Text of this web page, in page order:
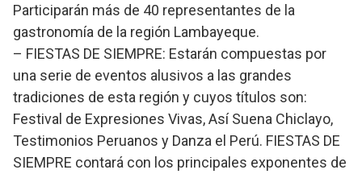
Participarán más de 40 representantes de la
gastronomía de la región Lambayeque.
– FIESTAS DE SIEMPRE: Estarán compuestas por
una serie de eventos alusivos a las grandes
tradiciones de esta región y cuyos títulos son:
Festival de Expresiones Vivas, Así Suena Chiclayo,
Testimonios Peruanos y Danza el Perú. FIESTAS DE
SIEMPRE contará con los principales exponentes de